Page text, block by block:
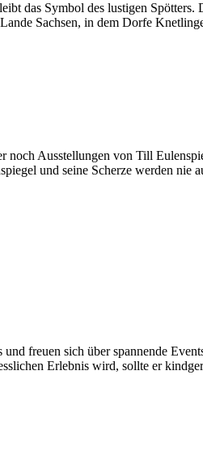
das Symbol des lustigen
Sachsen, in dem Dorfe
noch Ausstellungen von Till
und seine Scherze werden
freuen sich über spannende
Erlebnis wird, sollte er